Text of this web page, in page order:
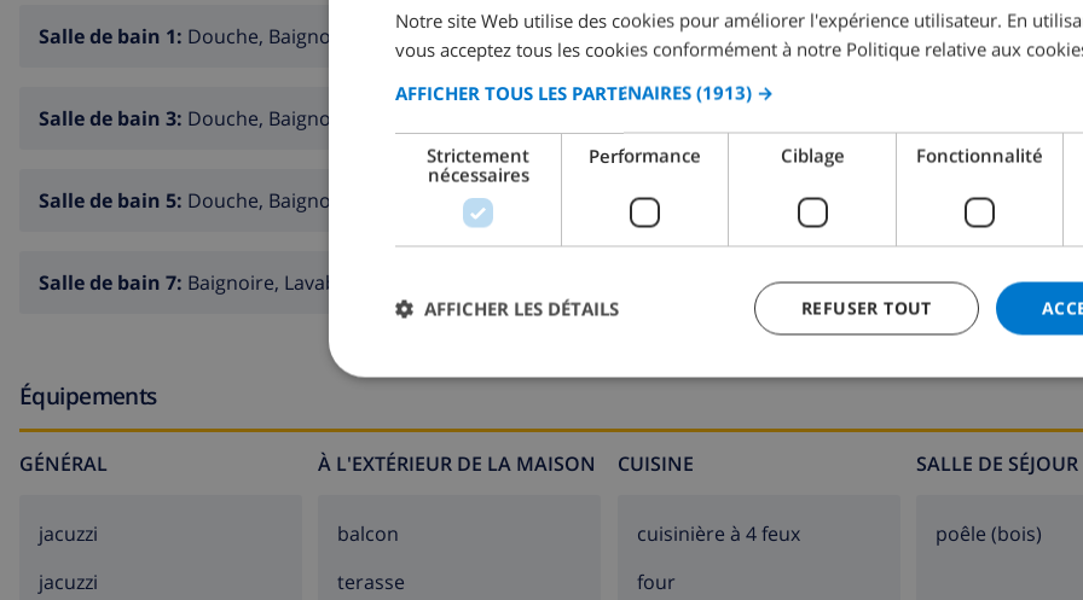
Salle de bain 1: Douche, Baignoire, Lavabo, Toilette Salle de bain 2:Douche, Baignoire, Lavabo,
Salle de bain 3: Douche, Baignoire, Lavabo, Toilette
Salle de bain 5: Douche, Baignoire, Lavabo, Toilette Salle de bain 6: Douche, Baignoire, Lavabo,
Salle de bain 7: Baignoire, Lavabo, Toilette
Équipements
GÉNÉRAL
jacuzzi
jacuzzi
À L'EXTÉRIEUR DE LA MAISON
balcon
terasse
CUISINE
cuisinière à 4 feux
four
SALLE DE SÉJOUR
poêle (bois)
Notre site Web utilise des cookies pour améliorer l'expérience utilisateur. En
vous acceptez tous les cookies conformément à notre Politique relative aux
AFFICHER TOUS LES PARTENAIRES (1913) →
Strictement
nécessaires
Performance Ciblage Fonctionnalité
REFUSER TOUT
AFFICHER LES DÉTAILS